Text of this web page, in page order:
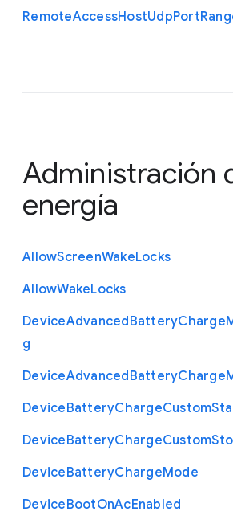
RemoteAccessHostUdpPort
Administración
energía
AllowScreenWakeLocks
AllowWakeLocks
DeviceAdvancedBatteryCharge
g
DeviceAdvancedBatteryCharge
DeviceBatteryChargeCustom
DeviceBatteryChargeCustom
DeviceBatteryChargeMode
DeviceBootOnAcEnabled